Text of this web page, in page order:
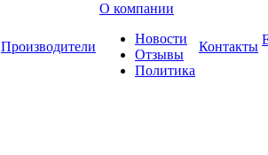
Производители
О компании
Новости
Отзывы
Политика
Контакты